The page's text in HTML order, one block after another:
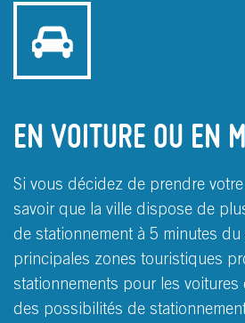
EN VOITURE OU EN
Si vous décidez de prendre
savoir que la ville dispose de
de stationnement à 5 minutes du
principales zones touristiques
stationnements pour les voitures
des possibilités de